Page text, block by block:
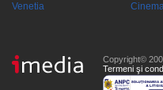
Venetia
Copyright©
Termeni şi